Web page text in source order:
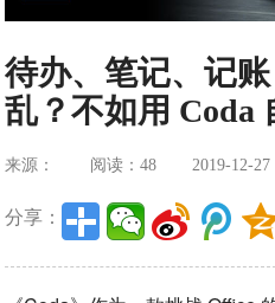
待办、笔记、记
乱？不如用 Coda
来源： 阅读：48 2019-12-27
分享：